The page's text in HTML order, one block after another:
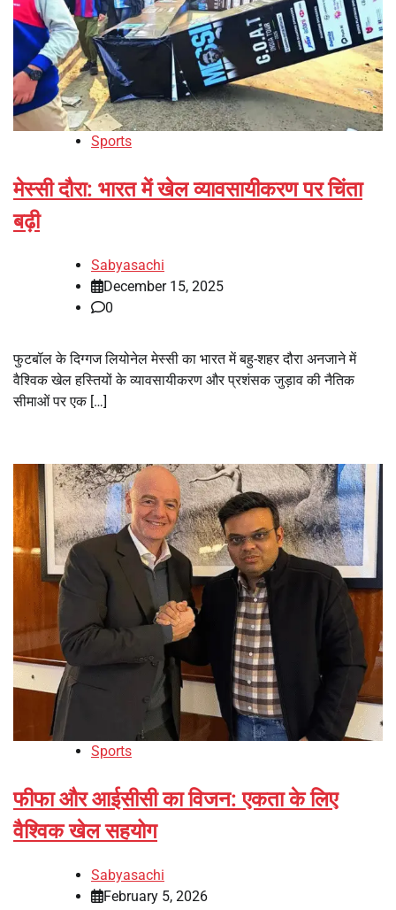
Sports
मेस्सी दौरा: भारत में खेल व्यावसायीकरण पर चिंता
बढ़ी
Sabyasachi
December 15, 2025
0
फुटबॉल के दिग्गज लियोनेल मेस्सी का भारत में बहु-शहर दौरा अनजाने में
वैश्विक खेल हस्तियों के व्यावसायीकरण और प्रशंसक जुड़ाव की नैतिक
सीमाओं पर एक […]
Sports
फीफा और आईसीसी का विजन: एकता के लिए
वैश्विक खेल सहयोग
Sabyasachi
February 5, 2026